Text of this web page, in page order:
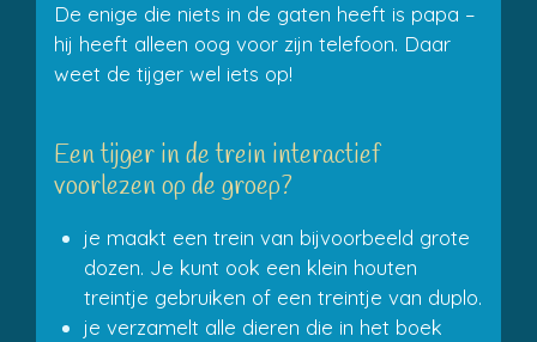
De enige die niets in de gaten heeft is papa –
hij heeft alleen oog voor zijn telefoon. Daar
weet de tijger wel iets op!
Een tijger in de trein interactief
voorlezen op de groep?
je maakt een trein van bijvoorbeeld grote
dozen. Je kunt ook een klein houten
treintje gebruiken of een treintje van duplo.
je verzamelt alle dieren die in het boek